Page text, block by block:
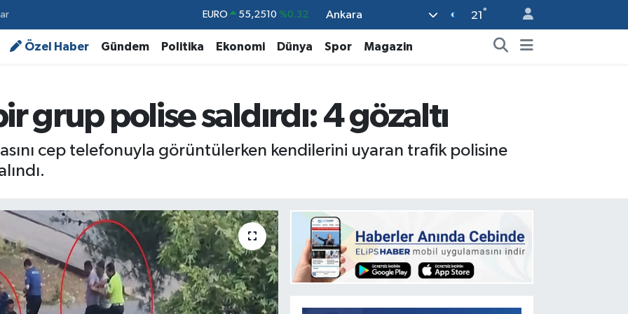
STERLİN 64,4811 %0.38
GRAM ALTIN 6648.99 %2.59
DOLAR 47,7436 %0.18
Ankara 21 °
Özel Haber Gündem Politika Ekonomi Dünya Spor Magazin
grup polise saldırdı: 4 gözaltı
cep telefonuyla görüntülerken kendilerini uyaran trafik polisine